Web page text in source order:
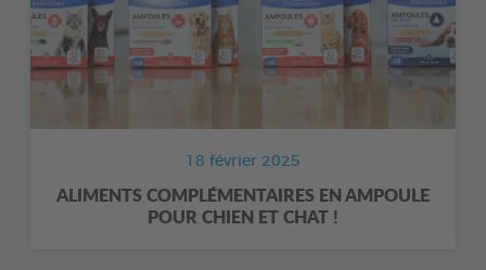
18 février 2025
ALIMENTS COMPLÉMENTAIRES EN AMPOULE
POUR CHIEN ET CHAT !